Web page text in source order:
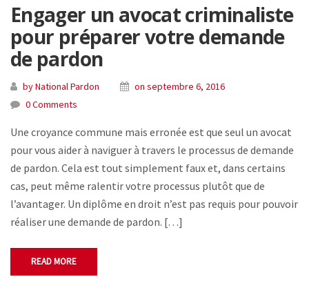
Engager un avocat criminaliste
pour préparer votre demande
de pardon
by National Pardon
on septembre 6, 2016
0 Comments
Une croyance commune mais erronée est que seul un avocat
pour vous aider à naviguer à travers le processus de demande
de pardon. Cela est tout simplement faux et, dans certains
cas, peut même ralentir votre processus plutôt que de
l’avantager. Un diplôme en droit n’est pas requis pour pouvoir
réaliser une demande de pardon. […]
READ MORE